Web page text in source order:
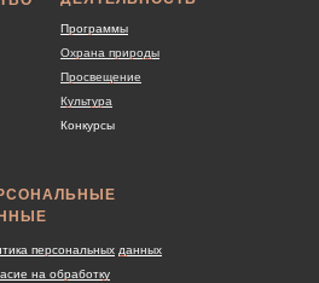
Программы
Охрана природы
Просвещение
Культура
Конкурсы
персональных данных
на обработку